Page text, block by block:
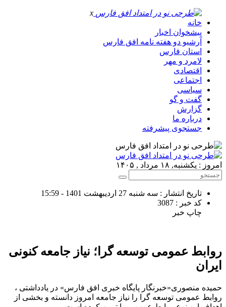
x
خانه
پیشخوان اخبار
آرشیو دو هفته نامه افق فارس
استان فارس
لامرد و مهر
اقتصادی
اجتماعی
سیاسی
گفت و گو
گزارش
درباره ما
جستجوی پیشرفته
امروز : یکشنبه, ۱۸ مرداد , ۱۴۰۵
تاریخ انتشار : سه شنبه 27 اردیبهشت 1401 - 15:59
کد خبر : 3087
چاپ خبر
روابط عمومی توسعه گرا؛ نیاز جامعه کنونی
ایران
حمیده منصوری«خبرنگار پایگاه خبری افق فارس» در یادداشتی ،
روابط عمومی توسعه گرا را نیاز جامعه امروز دانسته و بخشی از